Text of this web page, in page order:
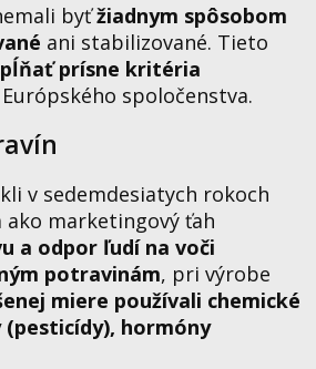
byťžiadnym spôsobom
ani stabilizované. Tieto
prísne kritéria
spoločenstva.
v sedemdesiatych rokoch
marketingový ťah
a odpor ľudí na voči
potravinám, pri výrobe
miere používali chemické
hormóny